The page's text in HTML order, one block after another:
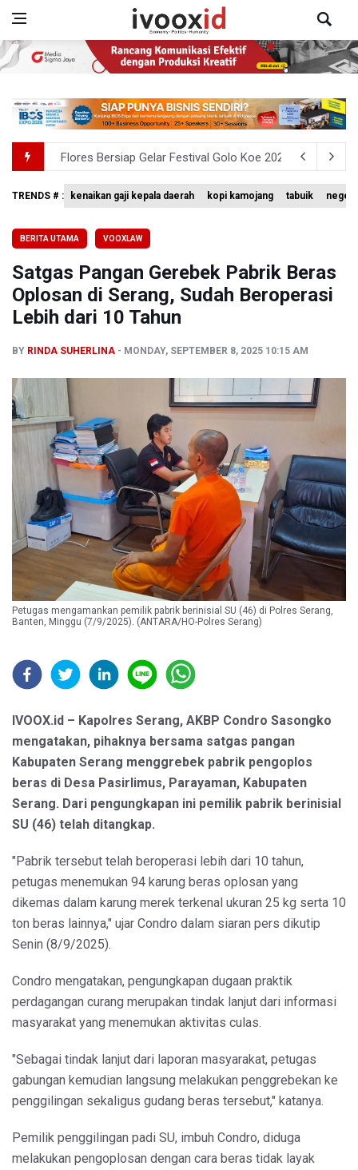
Flores Bersiap Gelar Festival Golo Koe 2026,
Kemkomdigi Targetkan Reaktivasi IGRS Rampung 2026
BGN Wajibkan Ompreng MBG Cantumkan Batas Waktu
BEI Catat Pertumbuhan Investor Saham Capai 10,05
TRENDS # : kenaikan gaji kepala daerah kopi kamojang tabuik
BERITA UTAMA VOOXLAW
Satgas Pangan Gerebek Pabrik Beras
Oplosan di Serang, Sudah Beroperasi
Lebih dari 10 Tahun
BY RINDA SUHERLINA MONDAY, SEPTEMBER 8, 2025 10:15 AM
Petugas mengamankan pemilik pabrik berinisial SU (46) di Polres Serang,
Banten, Minggu (7/9/2025). (ANTARA/HO-Polres Serang)
IVOOX.id – Kapolres Serang, AKBP Condro Sasongko
mengatakan, pihaknya bersama satgas pangan
Kabupaten Serang menggrebek pabrik pengoplos
beras di Desa Pasirlimus, Parayaman, Kabupaten
Serang. Dari pengungkapan ini pemilik pabrik berinisial
SU (46) telah ditangkap.
"Pabrik tersebut telah beroperasi lebih dari 10 tahun,
petugas menemukan 94 karung beras oplosan yang
dikemas dalam karung merek terkenal ukuran 25 kg serta 10
ton beras lainnya," ujar Condro dalam siaran pers dikutip
Senin (8/9/2025).
Condro mengatakan, pengungkapan dugaan praktik
perdagangan curang merupakan tindak lanjut dari informasi
masyarakat yang menemukan aktivitas culas.
"Sebagai tindak lanjut dari laporan masyarakat, petugas
gabungan kemudian langsung melakukan penggrebekan ke
penggilingan sekaligus gudang beras tersebut," katanya.
Pemilik penggilingan padi SU, imbuh Condro, diduga
melakukan pengoplosan dengan cara beras tidak layak